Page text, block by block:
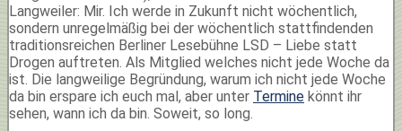
Langweiler: Mir. Ich werde in Zukunft nicht wöchentlich,
sondern unregelmäßig bei der wöchentlich stattfindenden
traditionsreichen Berliner Lesebühne LSD – Liebe statt
Drogen auftreten. Als Mitglied welches nicht jede Woche da
ist. Die langweilige Begründung, warum ich nicht jede Woche
da bin erspare ich euch mal, aber unter Termine könnt ihr
sehen, wann ich da bin. Soweit, so long.